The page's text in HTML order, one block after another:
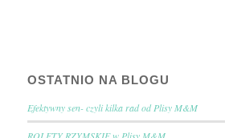
OSTATNIO NA BLOGU
Efektywny sen- czyli kilka rad od Plisy M&M